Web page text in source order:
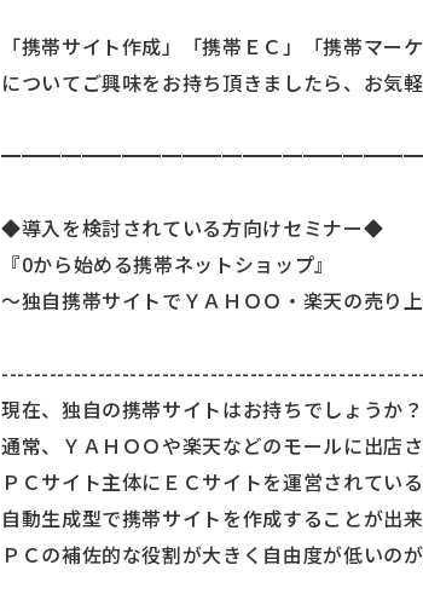
「携帯サイト作成」「携帯ＥＣ」「携帯マー
についてご興味をお持ち頂きましたら、お気
◆導入を検討されている方向けセミナー◆
『0から始める携帯ネットショップ』
～独自携帯サイトでＹＡＨＯＯ・楽天の売り
現在、独自の携帯サイトはお持ちでしょうか？
通常、ＹＡＨＯＯや楽天などのモールに出店
ＰＣサイト主体にＥＣサイトを運営されている
自動生成型で携帯サイトを作成することが出
ＰＣの補佐的な役割が大きく自由度が低いのが